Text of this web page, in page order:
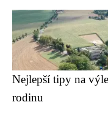
Nejlepší tipy na
rodinu